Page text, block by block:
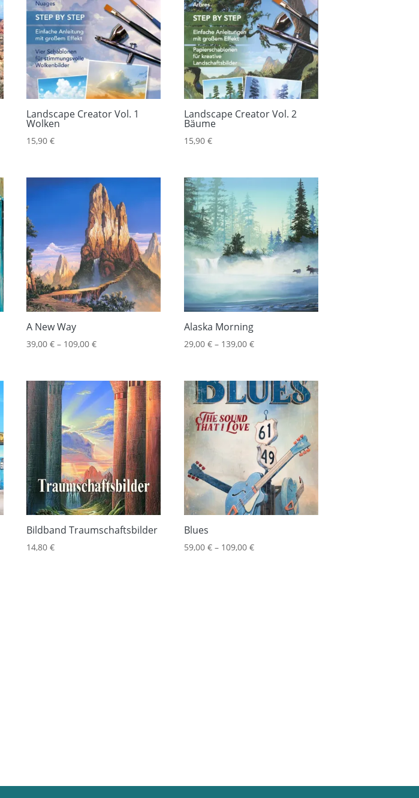
Landscape Creator Vol. 1
Wolken
15,90€
Landscape Creator Vol. 2
Bäume
15,90 €
A New Way
39,00€ – 109,00€
Alaska Morning
29,00 €– 139,00 €
Bildband Traumschaftsbilder
14,80€
Blues
59,00 €– 109,00 €